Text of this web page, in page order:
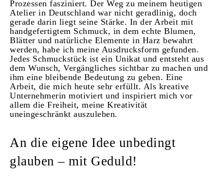
Prozessen fasziniert. Der Weg zu meinem heutigen
Atelier in Deutschland war nicht geradlinig, doch
gerade darin liegt seine Stärke. In der Arbeit mit
handgefertigtem Schmuck, in dem echte Blumen,
Blätter und natürliche Elemente in Harz bewahrt
werden, habe ich meine Ausdrucksform gefunden.
Jedes Schmuckstück ist ein Unikat und entsteht aus
dem Wunsch, Vergängliches sichtbar zu machen und
ihm eine bleibende Bedeutung zu geben. Eine
Arbeit, die mich heute sehr erfüllt. Als kreative
Unternehmerin motiviert und inspiriert mich vor
allem die Freiheit, meine Kreativität
uneingeschränkt auszuleben.
An die eigene Idee unbedingt
glauben – mit Geduld!